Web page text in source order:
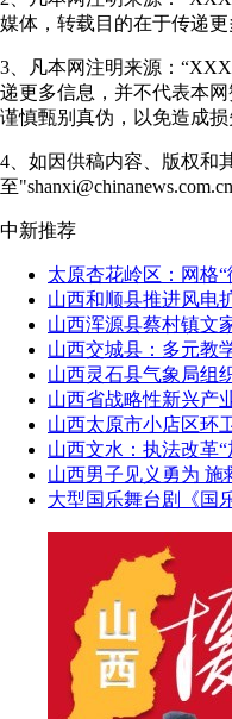
媒体，转载目的在于传递
3、凡本网注明来源：
递更多信息，并不代表本
谨慎甄别真伪，以免造成损
4、如因供稿内容、版权和
至
中新推荐
太原杏花岭区：网格
山西和顺县推进风电
山西浑源县蔡村镇文
山西交城县：多元教
山西灵石县气象局组
山西省战略性新兴产
山西太原市小店区环
山西文水：执法改革
山西男子见义勇为 施
大型国乐舞台剧《国